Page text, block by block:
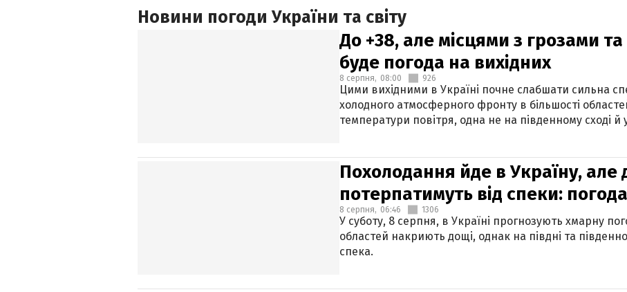
Новини погоди України та світу
До +38, але місцями з грозами
буде погода на вихідних
8 серпня, 08:00 926
Цими вихідними в Україні почне слабшати сильна
холодного атмосферного фронту в більшості
температури повітря, одна не на південному сході й
Похолодання йде в Україну, але
потерпатимуть від спеки:
8 серпня, 06:46 1306
У суботу, 8 серпня, в Україні прогнозують хмарну
областей накриють дощі, однак на півдні та
спека.